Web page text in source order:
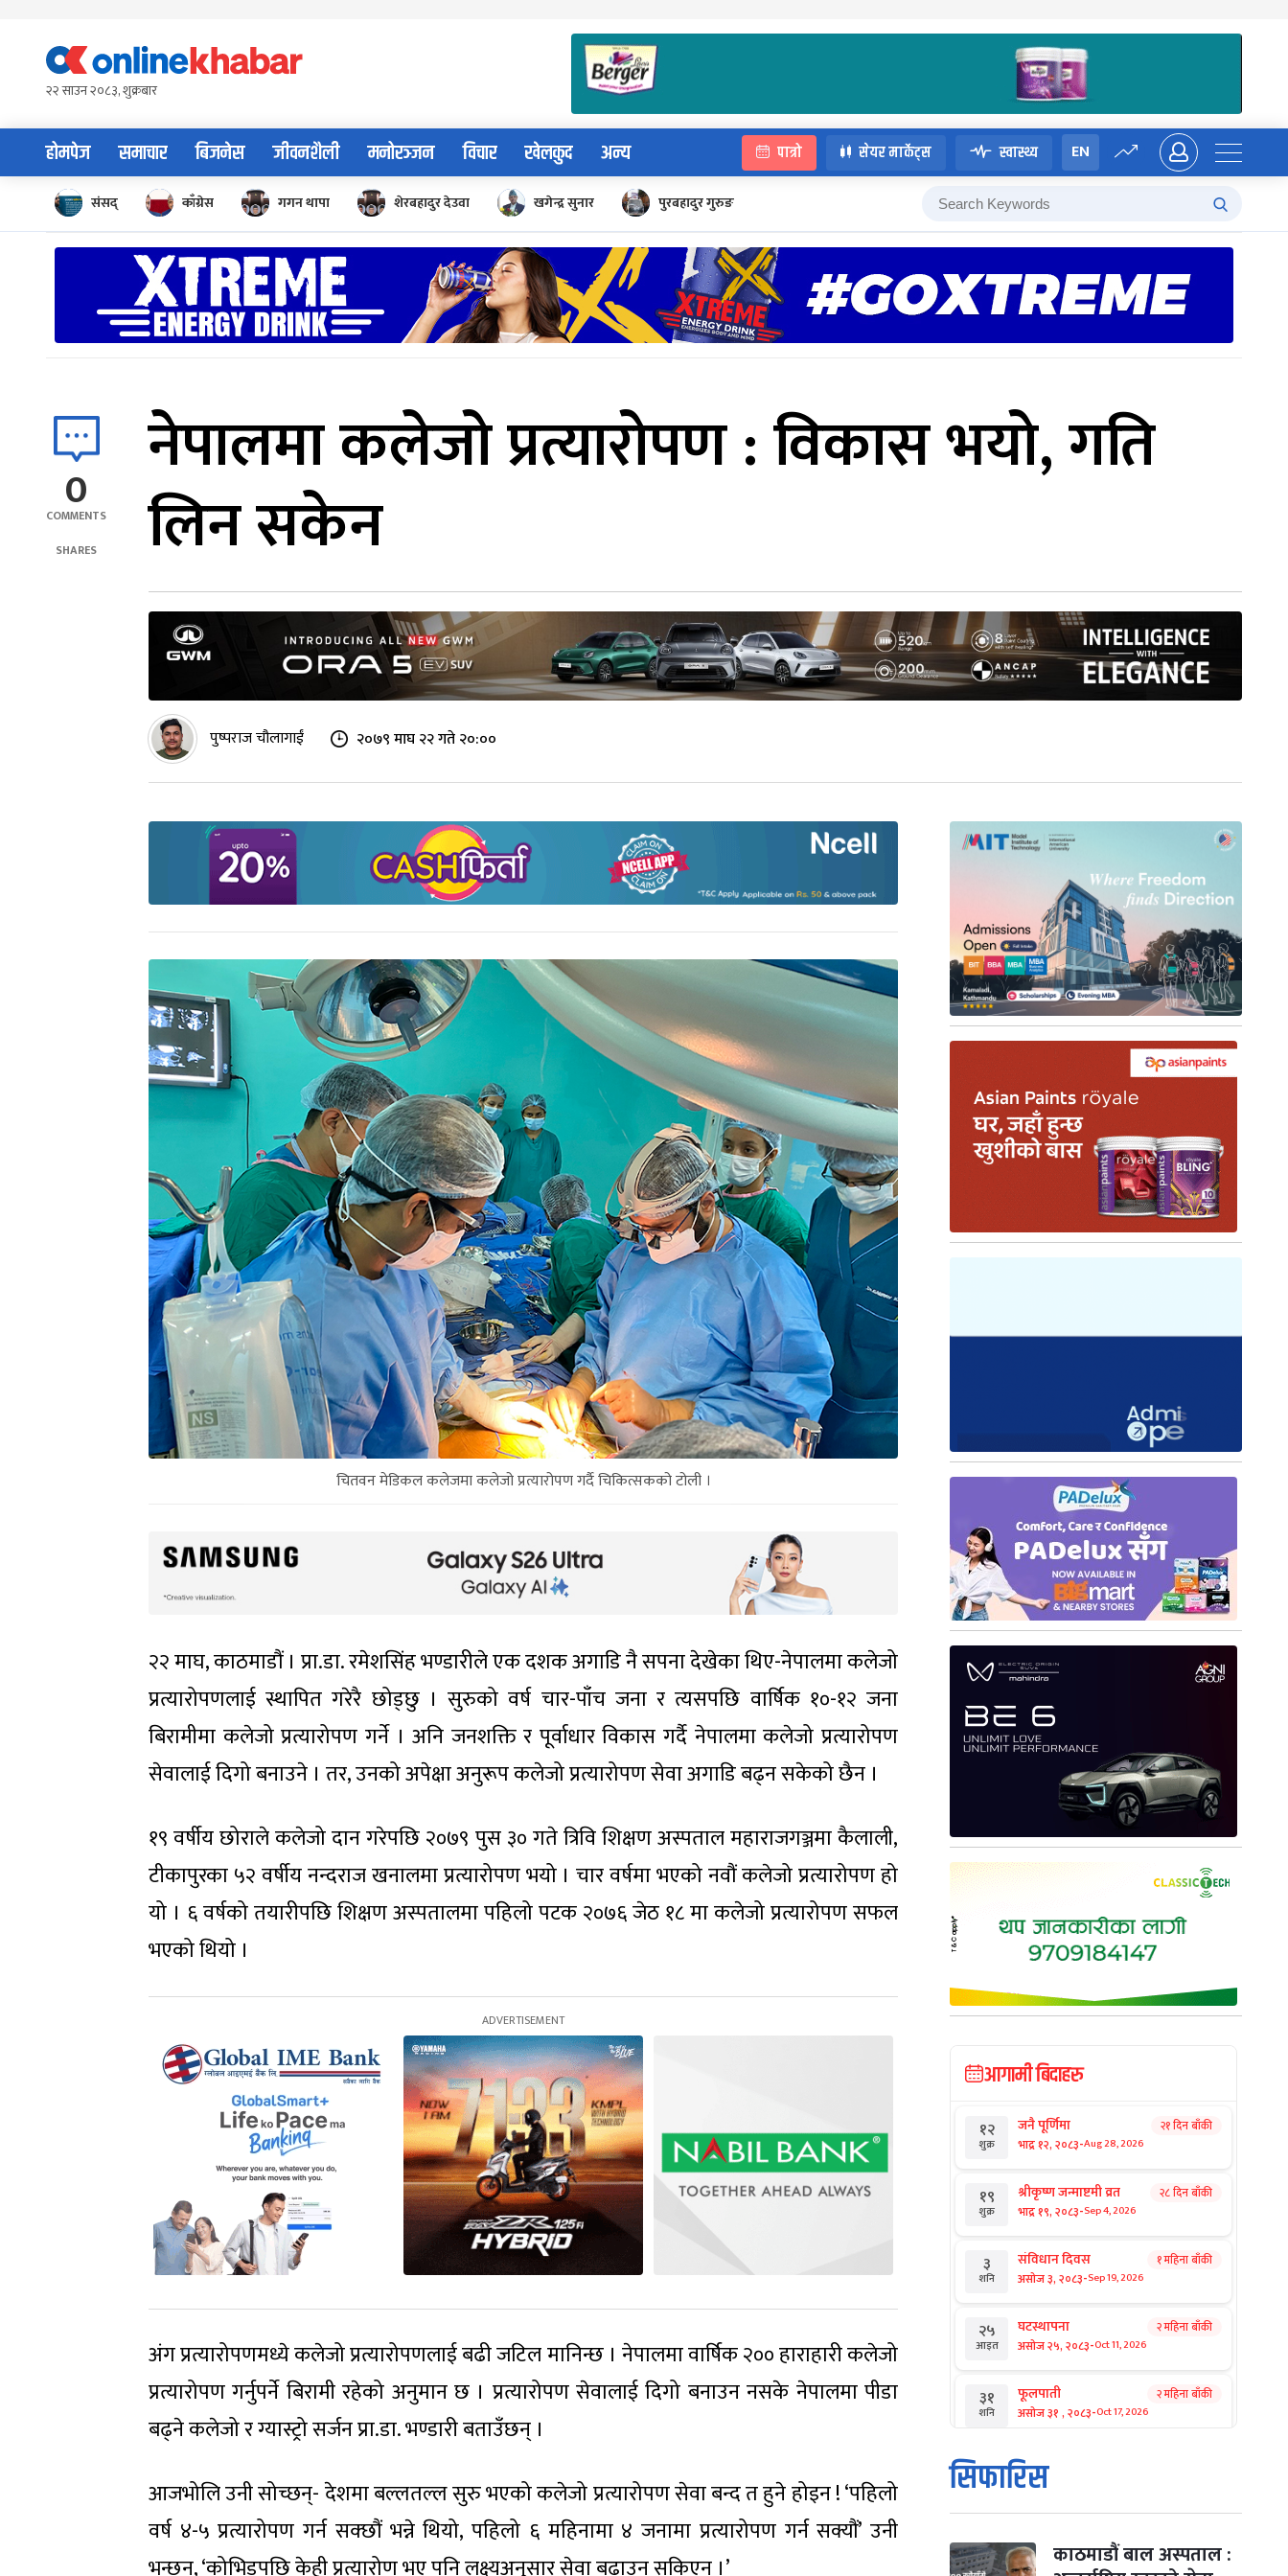
content२२ साउन २०८३, शुक्रबार
होमपेज समाचार बिजनेस जीवनशैली मनोरञ्जन विचार खेलकुद अन्य पात्रो सेयर मार्केट्स स्वास्थ्य EN
संसद् काँग्रेस गगन थापा शेरबहादुर देउवा खगेन्द्र सुनार पुरबहादुर गुरुङ
0
COMMENTS
SHARES
नेपालमा कलेजो प्रत्यारोपण : विकास भयो, गति
लिन सकेन
पुष्पराज चौलागाईं २०७९ माघ २२ गते २०:००
चितवन मेडिकल कलेजमा कलेजो प्रत्यारोपण गर्दै चिकित्सकको टोली ।
२२ माघ, काठमाडौं । प्रा.डा. रमेशसिंह भण्डारीले एक दशक अगाडि नै सपना देखेका थिए-नेपालमा कलेजो
प्रत्यारोपणलाई स्थापित गरेरै छोड्छु । सुरुको वर्ष चार-पाँच जना र त्यसपछि वार्षिक १०-१२ जना
बिरामीमा कलेजो प्रत्यारोपण गर्ने । अनि जनशक्ति र पूर्वाधार विकास गर्दै नेपालमा कलेजो प्रत्यारोपण
सेवालाई दिगो बनाउने । तर, उनको अपेक्षा अनुरूप कलेजो प्रत्यारोपण सेवा अगाडि बढ्न सकेको छैन ।
१९ वर्षीय छोराले कलेजो दान गरेपछि २०७९ पुस ३० गते त्रिवि शिक्षण अस्पताल महाराजगञ्जमा कैलाली,
टीकापुरका ५२ वर्षीय नन्दराज खनालमा प्रत्यारोपण भयो । चार वर्षमा भएको नवौं कलेजो प्रत्यारोपण हो
यो । ६ वर्षको तयारीपछि शिक्षण अस्पतालमा पहिलो पटक २०७६ जेठ १८ मा कलेजो प्रत्यारोपण सफल
भएको थियो ।
अंग प्रत्यारोपणमध्ये कलेजो प्रत्यारोपणलाई बढी जटिल मानिन्छ । नेपालमा वार्षिक २०० हाराहारी कलेजो
प्रत्यारोपण गर्नुपर्ने बिरामी रहेको अनुमान छ । प्रत्यारोपण सेवालाई दिगो बनाउन नसके नेपालमा पीडा
बढ्ने कलेजो र ग्यास्ट्रो सर्जन प्रा.डा. भण्डारी बताउँछन् ।
आजभोलि उनी सोच्छन्- देशमा बल्लतल्ल सुरु भएको कलेजो प्रत्यारोपण सेवा बन्द त हुने होइन ! ‘पहिलो
वर्ष ४-५ प्रत्यारोपण गर्न सक्छौं भन्ने थियो, पहिलो ६ महिनामा ४ जनामा प्रत्यारोपण गर्न सक्यौं’ उनी
भन्छन्, ‘कोभिडपछि केही प्रत्यारोण भए पनि लक्ष्यअनुसार सेवा बढाउन सकिएन ।’
आगामी बिदाहरु
१२
शुक्र
जनै पूर्णिमा
भाद्र १२, २०८३-Aug 28, 2026
२१ दिन बाँकी
१९
शुक्र
श्रीकृष्ण जन्माष्टमी व्रत
भाद्र १९, २०८३-Sep 4, 2026
२८ दिन बाँकी
३
शनि
संविधान दिवस
असोज ३, २०८३-Sep 19, 2026
१ महिना बाँकी
२५
आइत
घटस्थापना
असोज २५, २०८३-Oct 11, 2026
२ महिना बाँकी
३१
शनि
फूलपाती
असोज ३१ , २०८३-Oct 17, 2026
२ महिना बाँकी
१
आइत
कार्तिक सङ्क्रान्ति
कार्तिक १, २०८३
मंगल कार्तिक ३, २०८३-Oct 20, 2026
सिफारिस
काठमाडौं बाल अस्पताल :